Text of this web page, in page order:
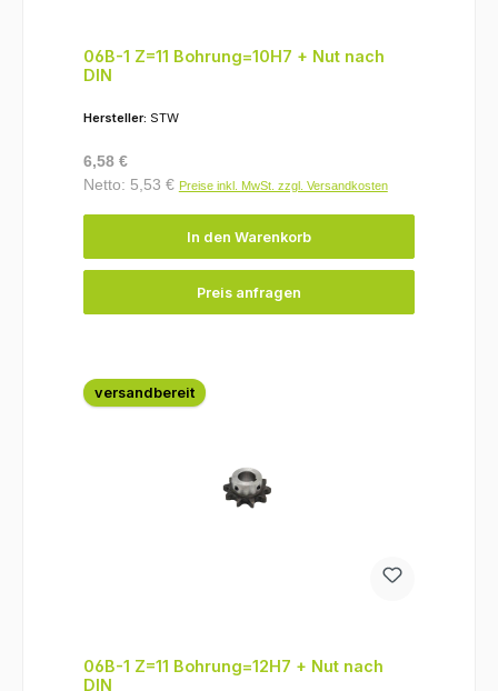
06B-1 Z=11 Bohrung=10H7 + Nut nach
DIN
Hersteller: STW
Regulärer Preis:
6,58 €
Netto: 5,53 € Preise inkl. MwSt. zzgl. Versandkosten
In den Warenkorb
Preis anfragen
versandbereit
06B-1 Z=11 Bohrung=12H7 + Nut nach
DIN